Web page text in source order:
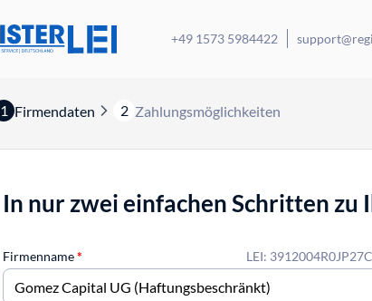
+49 1573 5984422
1 Firmendaten 2 Zahlungsmöglichkeiten
In nur zwei einfachen Schritten zu
LEI:
Firmenname*